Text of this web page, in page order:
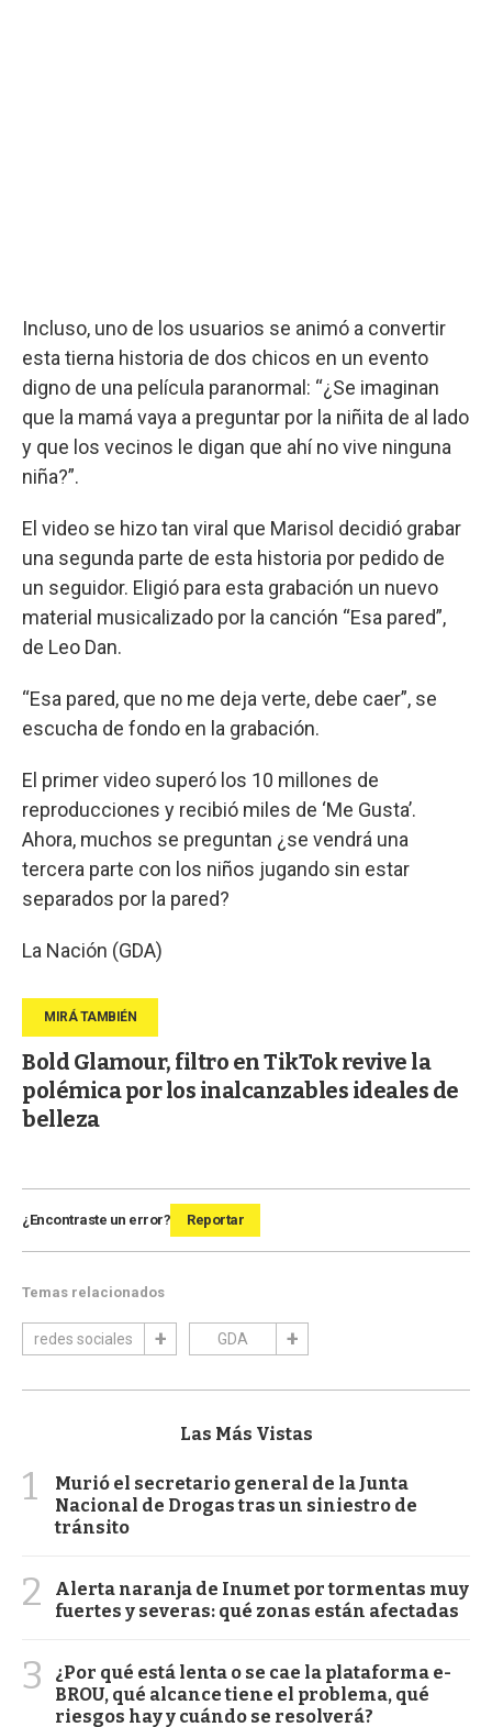
Incluso, uno de los usuarios se animó a convertir
esta tierna historia de dos chicos en un evento
digno de una película paranormal: “¿Se imaginan
que la mamá vaya a preguntar por la niñita de al lado
y que los vecinos le digan que ahí no vive ninguna
niña?”.
El video se hizo tan viral que Marisol decidió grabar
una segunda parte de esta historia por pedido de
un seguidor. Eligió para esta grabación un nuevo
material musicalizado por la canción “Esa pared”,
de Leo Dan.
“Esa pared, que no me deja verte, debe caer”, se
escucha de fondo en la grabación.
El primer video superó los 10 millones de
reproducciones y recibió miles de ‘Me Gusta’.
Ahora, muchos se preguntan ¿se vendrá una
tercera parte con los niños jugando sin estar
separados por la pared?
La Nación (GDA)
Bold Glamour, filtro en TikTok revive la
polémica por los inalcanzables ideales de
belleza
¿Encontraste un error? Reportar
Temas relacionados
redes sociales GDA
Las Más Vistas
1
Murió el secretario general de la Junta
Nacional de Drogas tras un siniestro de
tránsito
2
Alerta naranja de Inumet por tormentas muy
fuertes y severas: qué zonas están afectadas
3
¿Por qué está lenta o se cae la plataforma e-
BROU, qué alcance tiene el problema, qué
riesgos hay y cuándo se resolverá?